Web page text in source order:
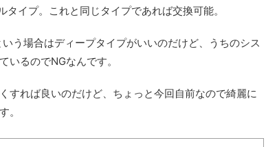
イプ。これと同じタイプであれば交換可能。
う場合はディープタイプがいいのだけど、うちのシス
いるのでNGなんです。
すれば良いのだけど、ちょっと今回自前なので綺麗に
。